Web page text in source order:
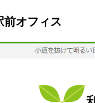
前オフィス